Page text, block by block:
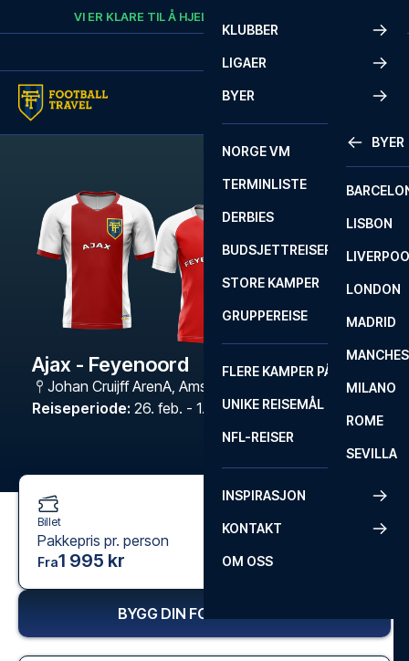
Skip to contentVI ER KLARE TIL Å HJELPE
KLUBBER
LIGAER
BYER
BYER
LISBON
LONDON
MADRID
MILANO
ROME
SEVILLA
NORGE VM
TERMINLISTE
DERBIES
BUDSJETTREISER
STORE KAMPER
GRUPPEREISE
FLERE KAMPER PÅ ÉN REISE
UNIKE REISEMÅL
NFL-REISER
INSPIRASJON
KONTAKT
OM OSS
Ajax - Feyenoord
Johan Cruijff ArenA, Amsterdam
Reiseperiode: 26. feb. - 1. mars 2027
Billet
Pakkepris pr. person
Fra1 995 kr
BYGG DIN FOTBALLREISE